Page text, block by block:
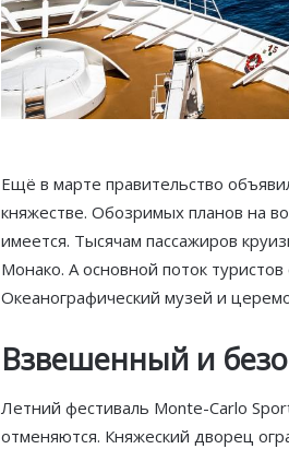
Ещё в марте правительство
княжестве. Обозримых планов на
имеется. Тысячам пассажиров
Монако. А основной поток туристов
Океанографический музей и
Взвешенный и
Летний фестиваль Monte-Carlo
отменяются. Княжеский дворец